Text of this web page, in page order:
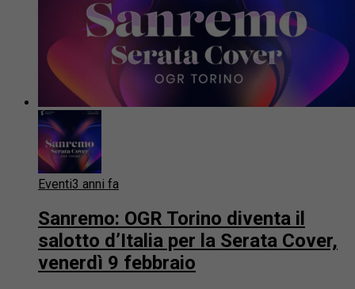
Eventi3 anni fa
Sanremo: OGR Torino diventa il
salotto d’Italia per la Serata Cover,
venerdì 9 febbraio